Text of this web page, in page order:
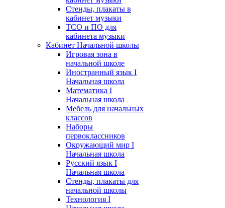
Стенды, плакаты в
кабинет музыки
ТСО и ПО для
кабинета музыки
Кабинет Начальной школы
Игровая зона в
начальной школе
Иностранный язык I
Начальная школа
Математика I
Начальная школа
Мебель для начальных
классов
Наборы
первоклассников
Окружающий мир I
Начальная школа
Русский язык I
Начальная школа
Стенды, плакаты для
начальной школы
Технология I